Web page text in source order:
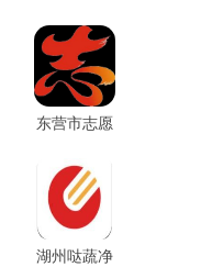
询app
东营市志愿
湖州哒蔬净